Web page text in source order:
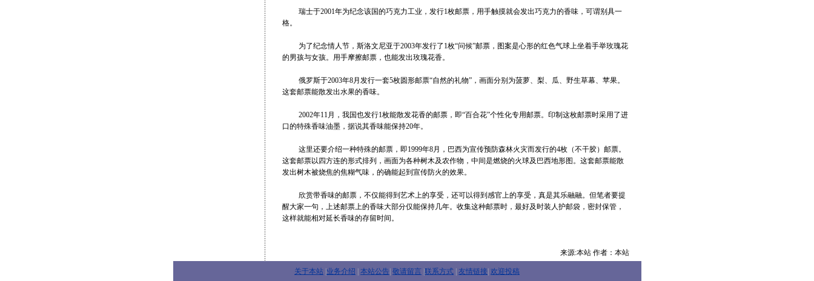
瑞士于2001年为纪念该国的巧克力工业，发行1枚邮票，用手触摸就会发出巧克力的香味，可谓别具一
格。
为了纪念情人节，斯洛文尼亚于2003年发行了1枚“问候”邮票，图案是心形的红色气球上坐着手举玫瑰花
的男孩与女孩。用手摩擦邮票，也能发出玫瑰花香。
俄罗斯于2003年8月发行一套5枚圆形邮票“自然的礼物”，画面分别为菠萝、梨、瓜、野生草幕、苹果。
这套邮票能散发出水果的香味。
2002年11月，我国也发行1枚能散发花香的邮票，即“百合花”个性化专用邮票。印制这枚邮票时采用了进
口的特殊香味油墨，据说其香味能保持20年。
这里还要介绍一种特殊的邮票，即1999年8月，巴西为宣传预防森林火灾而发行的4枚（不干胶）邮票。
这套邮票以四方连的形式排列，画面为各种树木及农作物，中间是燃烧的火球及巴西地形图。这套邮票能散
发出树木被烧焦的焦糊气味，的确能起到宣传防火的效果。
欣赏带香味的邮票，不仅能得到艺术上的享受，还可以得到感官上的享受，真是其乐融融。但笔者要提
醒大家一句，上述邮票上的香味大部分仅能保持几年。收集这种邮票时，最好及时装人护邮袋，密封保管，
这样就能相对延长香味的存留时间。
来源:本站 作者：本站
关于本站 业务介绍 本站公告 敬请留言 联系方式 友情链接 欢迎投稿